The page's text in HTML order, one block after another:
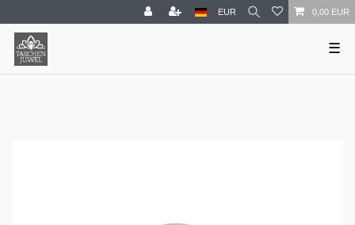
EUR 0,00 EUR
☰